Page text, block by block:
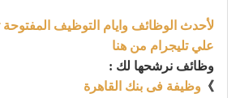
لأحدث الوظائف وايام التوظيف المفتوحة
علي تليجرام من هنا
وظائف نرشحها لك :
》 وظيفة فى بنك القاهرة